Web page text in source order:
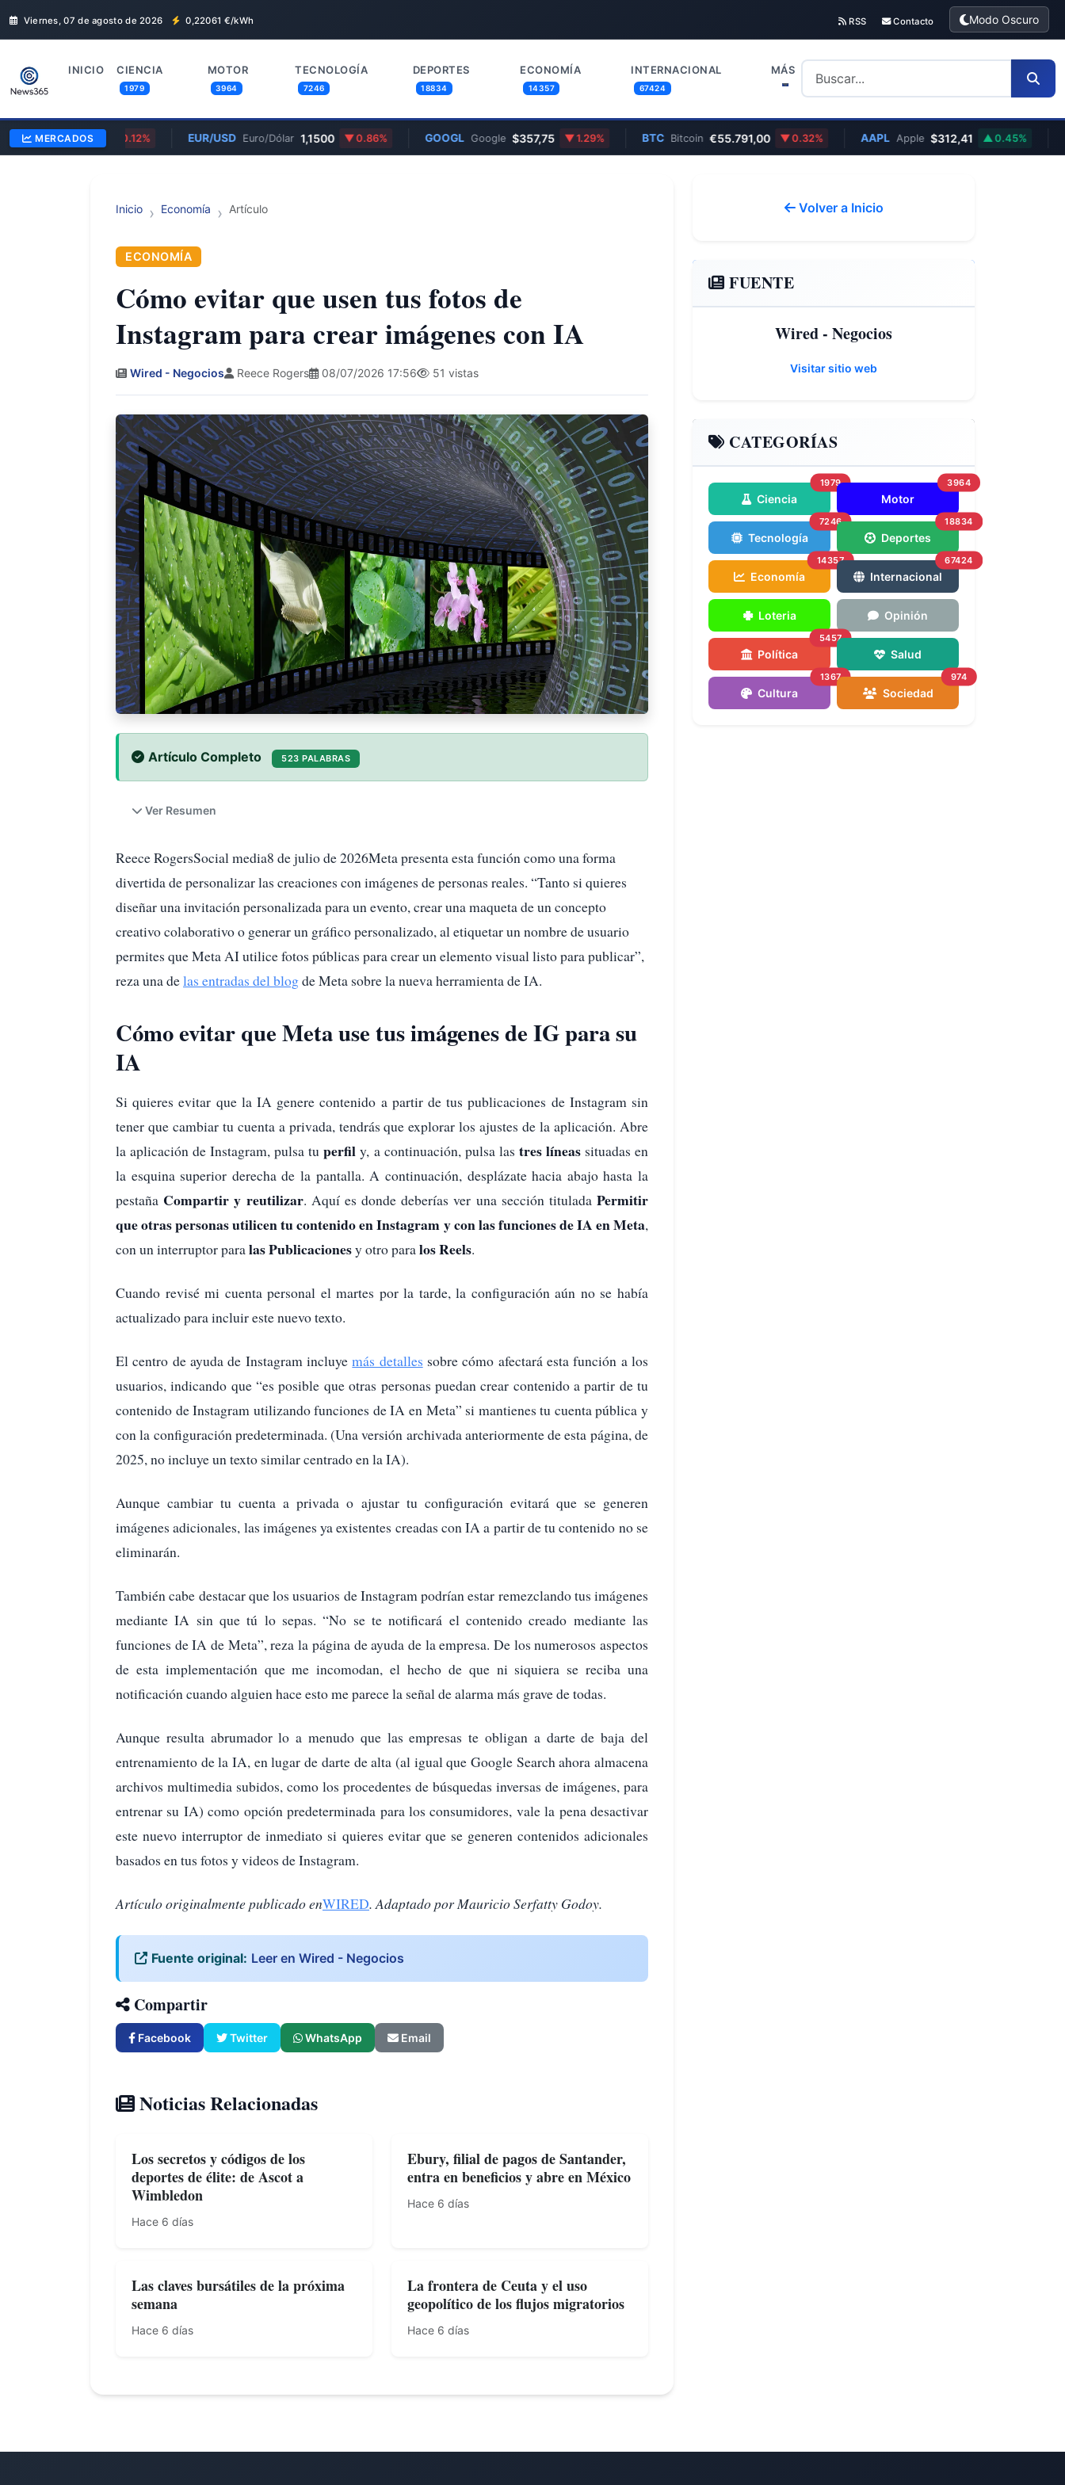
Viernes, 07 de agosto de 2026 0,22061 €/kWh RSS Contacto Modo Oscuro
INICIO CIENCIA
1979
MOTOR
3964
TECNOLOGÍA
7246
DEPORTES
18834
ECONOMÍA
14357
INTERNACIONAL
67424
MÁS
MERCADOS
0,8570 0.12% EUR/USD Euro/Dólar 1,1500 0.86% GOOGL Google $357,75 1.29% Bitcoin €55.791,00 0.32% Apple $312,41 0.45%
Inicio Economía Artículo
ECONOMÍA
Cómo evitar que usen tus fotos de
Instagram para crear imágenes con IA
Wired - Negocios Reece Rogers 08/07/2026 17:56 51 vistas
Artículo Completo 523 PALABRAS
Ver Resumen
Reece RogersSocial media8 de julio de 2026Meta presenta esta función como una forma
divertida de personalizar las creaciones con imágenes de personas reales. “Tanto si quieres
diseñar una invitación personalizada para un evento, crear una maqueta de un concepto
creativo colaborativo o generar un gráfico personalizado, al etiquetar un nombre de usuario
permites que Meta AI utilice fotos públicas para crear un elemento visual listo para publicar”,
reza una delas entradas del blogde Meta sobre la nueva herramienta de IA.
Cómo evitar que Meta use tus imágenes de IG para su
IA
Si quieres evitar que la IA genere contenido a partir de tus publicaciones de Instagram sin
tener que cambiar tu cuenta a privada, tendrás que explorar los ajustes de la aplicación. Abre
la aplicación de Instagram, pulsa tuperfil y, a continuación, pulsa las tres líneassituadas en
la esquina superior derecha de la pantalla. A continuación, desplázate hacia abajo hasta la
pestaña Compartir y reutilizar. Aquí es donde deberías ver una sección tituladaPermitir
que otras personas utilicen tu contenido en Instagram y con las funciones de IA en Meta,
con un interruptor paralas Publicacionesy otro paralos Reels.
Cuando revisé mi cuenta personal el martes por la tarde, la configuración aún no se había
actualizado para incluir este nuevo texto.
El centro de ayuda de Instagram incluyemás detalles sobre cómo afectará esta función a los
usuarios, indicando que “es posible que otras personas puedan crear contenido a partir de tu
contenido de Instagram utilizando funciones de IA en Meta” si mantienes tu cuenta pública y
con la configuración predeterminada. (Una versión archivada anteriormente de esta página, de
2025, no incluye un texto similar centrado en la IA).
Aunque cambiar tu cuenta a privada o ajustar tu configuración evitará que se generen
imágenes adicionales, las imágenes ya existentes creadas con IA a partir de tu contenido no se
eliminarán.
También cabe destacar que los usuarios de Instagram podrían estar remezclando tus imágenes
mediante IA sin que tú lo sepas. “No se te notificará el contenido creado mediante las
funciones de IA de Meta”, reza la página de ayuda de la empresa. De los numerosos aspectos
de esta implementación que me incomodan, el hecho de que ni siquiera se reciba una
notificación cuando alguien hace esto me parece la señal de alarma más grave de todas.
Aunque resulta abrumador lo a menudo que las empresas te obligan a darte de baja del
entrenamiento de la IA, en lugar de darte de alta (al igual que Google Search ahora almacena
archivos multimedia subidos, como los procedentes de búsquedas inversas de imágenes, para
entrenar su IA) como opción predeterminada para los consumidores, vale la pena desactivar
este nuevo interruptor de inmediato si quieres evitar que se generen contenidos adicionales
basados en tus fotos y videos de Instagram.
Artículo originalmente publicado enWIRED. Adaptado por Mauricio Serfatty Godoy.
Fuente original: Leer en Wired - Negocios
Compartir
Facebook Twitter WhatsApp Email
Noticias Relacionadas
Los secretos y códigos de los
deportes de élite: de Ascot a
Wimbledon
Hace 6 días
Ebury, filial de pagos de Santander,
entra en beneficios y abre en México
Hace 6 días
Las claves bursátiles de la próxima
semana
Hace 6 días
La frontera de Ceuta y el uso
geopolítico de los flujos migratorios
Hace 6 días
Volver a Inicio
FUENTE
Wired - Negocios
Visitar sitio web
CATEGORÍAS
Ciencia
1979
Motor
3964
Tecnología
7246
Deportes
18834
Economía
14357
Internacional
67424
Loteria Opinión
Política
5457
Salud
Cultura
1367
Sociedad
974